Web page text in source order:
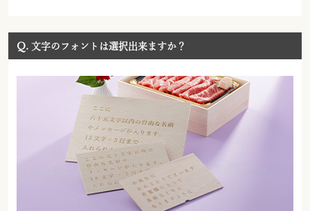
Q. 文字のフォントは選択出来ますか？